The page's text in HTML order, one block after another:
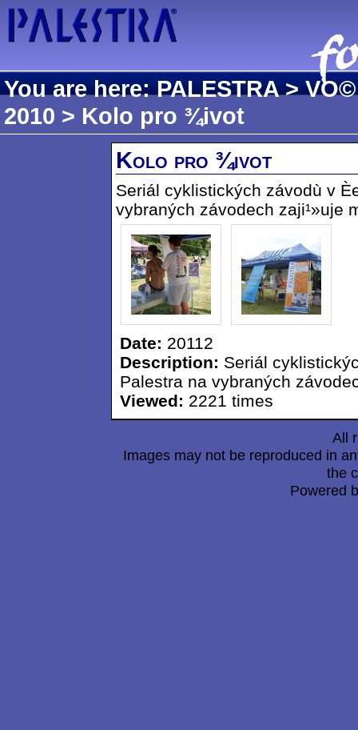
You are here:PALESTRA>
2010 > Kolo pro ¾ivot
Kolo pro ¾ivot
Seriál cyklistických závodù v
vybraných závodech zaji¹»uje
Date: 20112
Description: Seriál
Palestra na vybraných
Viewed: 2221 times
All
Images may not be reproduced in
the
Powered